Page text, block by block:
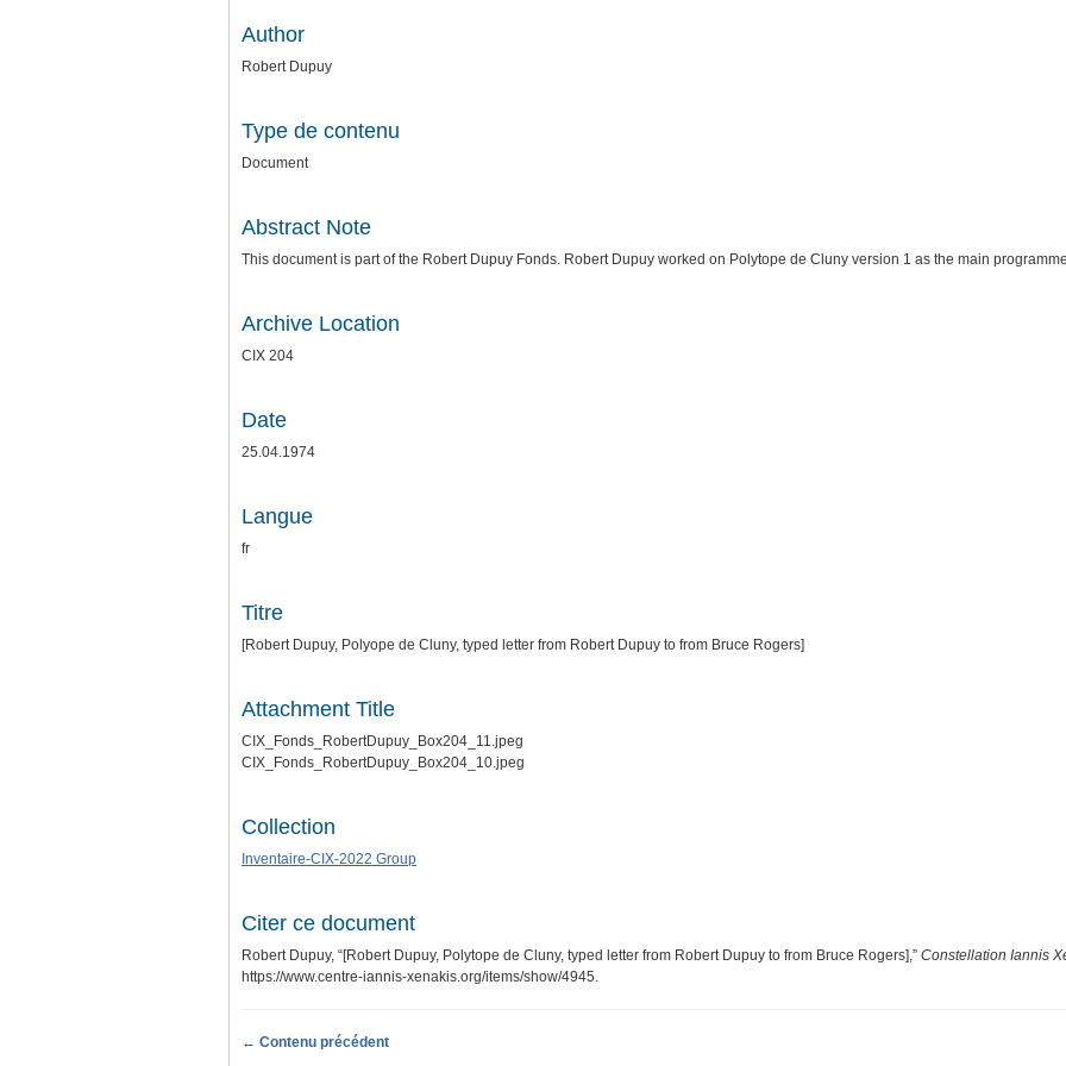
Author
Robert Dupuy
Type de contenu
Document
Abstract Note
This document is part of the Robert Dupuy Fonds. Robert Dupuy worked on Polytope de Cluny version 1 as the main
Archive Location
CIX 204
Date
25.04.1974
Langue
fr
Titre
[Robert Dupuy, Polyope de Cluny, typed letter from Robert Dupuy to from Bruce Rogers]
Attachment Title
CIX_Fonds_RobertDupuy_Box204_11.jpeg
CIX_Fonds_RobertDupuy_Box204_10.jpeg
Collection
Inventaire-CIX-2022 Group
Citer ce document
Robert Dupuy, “[Robert Dupuy, Polytope de Cluny, typed letter from Robert Dupuy to from Bruce Rogers],” Constellation Iannis
https://www.centre-iannis-xenakis.org/items/show/4945.
← Contenu précédent